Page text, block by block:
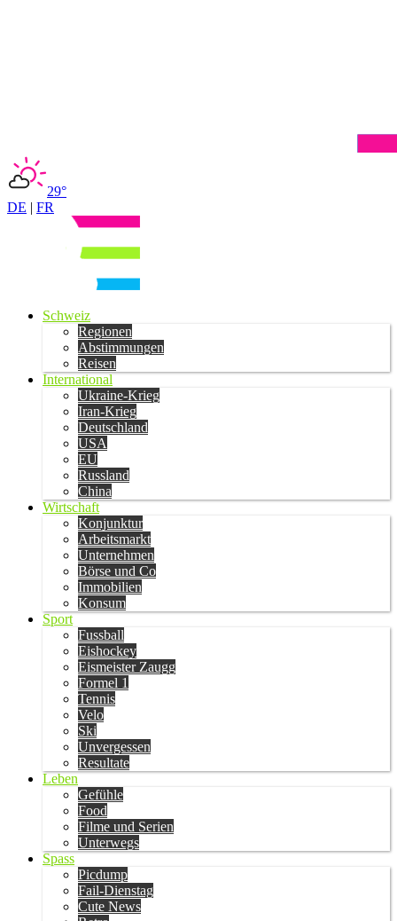
29°
DE | FR
Schweiz
Regionen
Abstimmungen
Reisen
International
Ukraine-Krieg
Iran-Krieg
Deutschland
USA
EU
Russland
China
Wirtschaft
Konjunktur
Arbeitsmarkt
Unternehmen
Börse und Co
Immobilien
Konsum
Sport
Fussball
Eishockey
Eismeister Zaugg
Formel 1
Tennis
Velo
Ski
Unvergessen
Resultate
Leben
Gefühle
Food
Filme und Serien
Unterwegs
Spass
Picdump
Fail-Dienstag
Cute News